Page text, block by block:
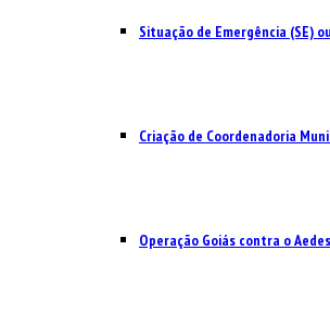
Situação de Emergência (SE)
Criação de Coordenadoria
Operação Goiás contra o Aedes